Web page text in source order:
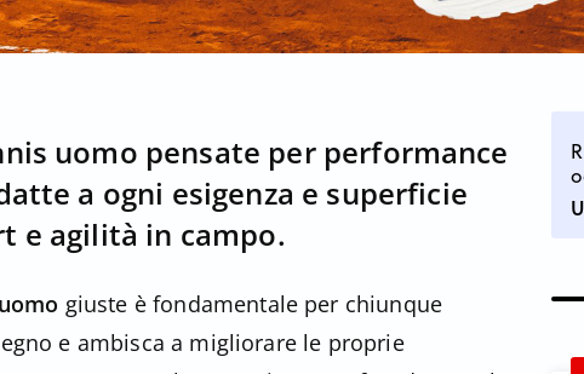
uomo pensate per performance
a ogni esigenza e superficie
e agilità in campo.
giuste è fondamentale per chiunque
e ambisca a migliorare le proprie